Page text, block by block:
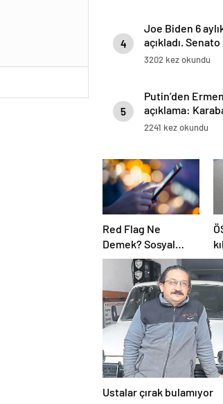
4
Joe Biden 6
açıkladı.
3202 kez okundu
5
Putin’den
açıklama:
Azerbaycan’ın
2241 kez okundu
Red Flag Ne
Demek? Sosyal
Medyada Red Flag
Ne Anlama Gelir?
Ustalar çırak bulamıyor